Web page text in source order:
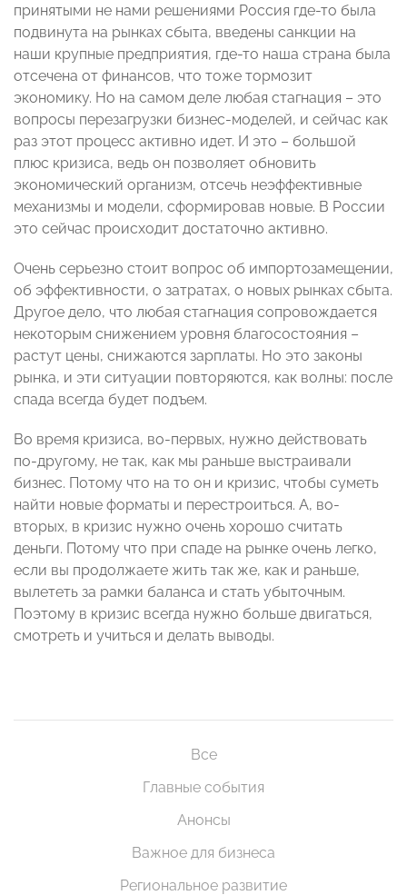
принятыми не нами решениями Россия где-то была
подвинута на рынках сбыта, введены санкции на
наши крупные предприятия, где-то наша страна была
отсечена от финансов, что тоже тормозит
экономику. Но на самом деле любая стагнация – это
вопросы перезагрузки бизнес-моделей, и сейчас как
раз этот процесс активно идет. И это – большой
плюс кризиса, ведь он позволяет обновить
экономический организм, отсечь неэффективные
механизмы и модели, сформировав новые. В России
это сейчас происходит достаточно активно.
Очень серьезно стоит вопрос об импортозамещении,
об эффективности, о затратах, о новых рынках сбыта.
Другое дело, что любая стагнация сопровождается
некоторым снижением уровня благосостояния –
растут цены, снижаются зарплаты. Но это законы
рынка, и эти ситуации повторяются, как волны: после
спада всегда будет подъем.
Во время кризиса, во-первых, нужно действовать
по-другому, не так, как мы раньше выстраивали
бизнес. Потому что на то он и кризис, чтобы суметь
найти новые форматы и перестроиться. А, во-
вторых, в кризис нужно очень хорошо считать
деньги. Потому что при спаде на рынке очень легко,
если вы продолжаете жить так же, как и раньше,
вылететь за рамки баланса и стать убыточным.
Поэтому в кризис всегда нужно больше двигаться,
смотреть и учиться и делать выводы.
Все
Главные события
Анонсы
Важное для бизнеса
Региональное развитие